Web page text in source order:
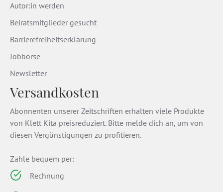
Autor:in werden
Beiratsmitglieder gesucht
Barrierefreiheitserklärung
Jobbörse
Newsletter
Versandkosten
Abonnenten unserer Zeitschriften erhalten viele Produkte
von Klett Kita preisreduziert. Bitte melde dich an, um von
diesen Vergünstigungen zu profitieren.
Zahle bequem per:
Rechnung